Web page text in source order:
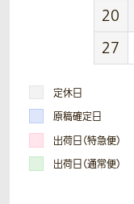
20
27
定休日
原稿確定日
出荷日（特急便）
出荷日（通常便）